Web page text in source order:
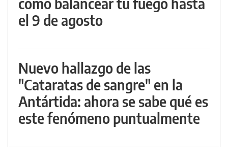
el 9 de agosto
Nuevo hallazgo de las
"Cataratas de sangre" en la
Antártida: ahora se sabe qué es
este fenómeno puntualmente